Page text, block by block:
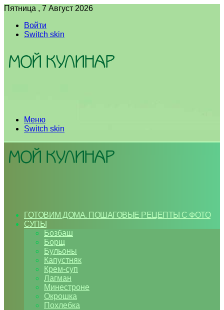
Пятница , 7 Август 2026
Войти
Switch skin
Меню
Switch skin
ГОТОВИМ ДОМА. ПОШАГОВЫЕ РЕЦЕПТЫ С ФОТО
СУПЫ
Бозбаш
Борщ
Бульоны
Капустняк
Крем-суп
Лагман
Минестроне
Окрошка
Похлебка